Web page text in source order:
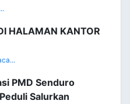
HALAMAN KANTOR
PMD Senduro
Salurkan